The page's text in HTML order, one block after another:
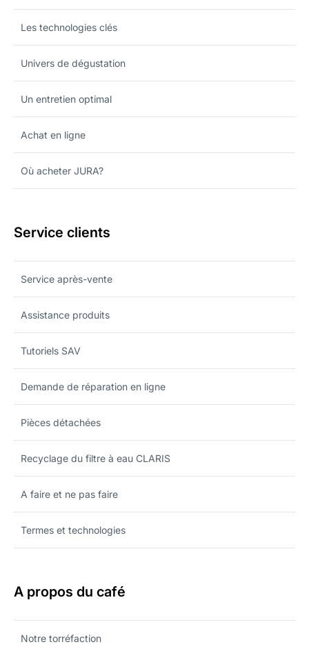
Les technologies clés
Univers de dégustation
Un entretien optimal
Achat en ligne
Où acheter JURA?
Service clients
Service après-vente
Assistance produits
Tutoriels SAV
Demande de réparation en ligne
Pièces détachées
Recyclage du filtre à eau CLARIS
A faire et ne pas faire
Termes et technologies
A propos du café
Notre torréfaction